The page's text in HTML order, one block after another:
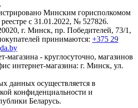
Минским горисполкомом
с 31.01.2022, № 527826.
г. Минск, пр. Победителей, 73/1,
принимаются: +375 29
магазина - круглосуточно, магазинов
интернет-магазина: г. Минск, ул.
данных осуществляется в
конфиденциальности и
Беларусь.